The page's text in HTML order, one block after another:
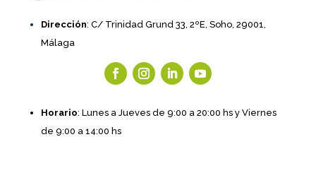
Dirección: C/ Trinidad Grund 33, 2ºE, Soho, 29001,
Málaga
Horario: Lunes a Jueves de 9:00 a 20:00 hs y Viernes
de 9:00 a 14:00 hs